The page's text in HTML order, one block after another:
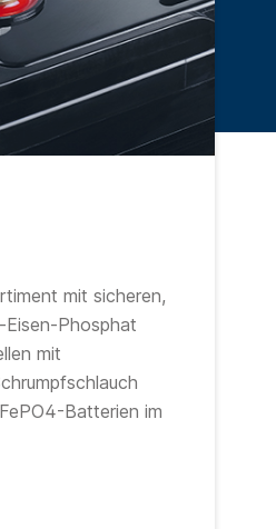
mit sicheren,
Eisen-Phosphat
mit
Batterien im